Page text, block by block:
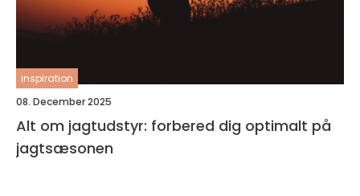
inspiration
08. December 2025
Alt om jagtudstyr: forbered dig optimalt på
jagtsæsonen